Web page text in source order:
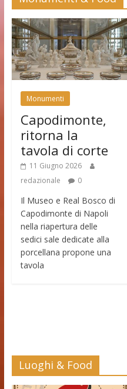
Monumenti
Capodimonte,
ritorna la
tavola di corte
11 Giugno 2026
redazionale
0
Il Museo e Real Bosco di
Capodimonte di Napoli
nella riapertura delle
sedici sale dedicate alla
porcellana propone una
tavola
Luoghi & Food